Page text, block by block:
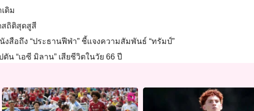
ดิม
สถิติสุดสูสี
งสือถึง “ประธานฟีฟ่า” ชี้แจงความสัมพันธ์ “ทรัมป์”
น “เอซี มิลาน” เสียชีวิตในวัย 66 ปี